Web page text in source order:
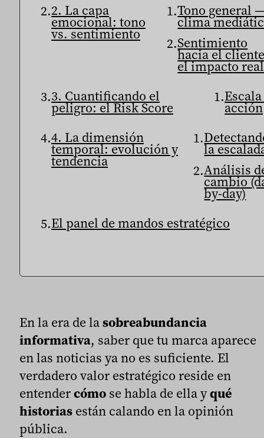
2. La capa
emocional: tono
vs. sentimiento
Tono general
clima
Sentimiento
hacia el
el impacto real
3. Cuantificando el
peligro: el Risk Score
acción
4. La dimensión
temporal: evolución y
tendencia
la
Análisis
cambio
by-day)
El panel de mandos estratégico
En la era de lasobreabundancia
informativa, saber que tu marca aparece
en las noticias ya no es suficiente. El
verdadero valor estratégico reside en
entendercómo se habla de ella yqué
historias están calando en la opinión
pública.